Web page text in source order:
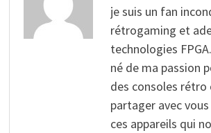
je suis un fan
rétrogaming et
technologies
né de ma passion
des consoles
partager avec
ces appareils qui